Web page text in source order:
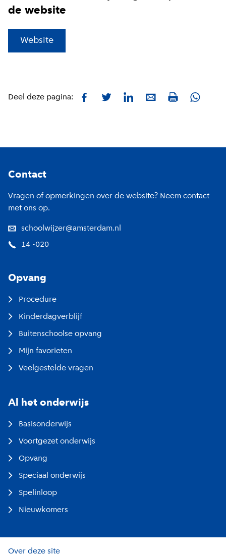
de website
Website
Deel deze pagina: FacebookTwitterLinkedInE-mailPrint
Contact
Vragen of opmerkingen over de website? Neem contact
met ons op.
schoolwijzer@amsterdam.nl
14 -020
Opvang
Procedure
Kinderdagverblijf
Buitenschoolse opvang
Mijn favorieten
Veelgestelde vragen
Al het onderwijs
Basisonderwijs
Voortgezet onderwijs
Opvang
Speciaal onderwijs
Spelinloop
Nieuwkomers
Over deze site